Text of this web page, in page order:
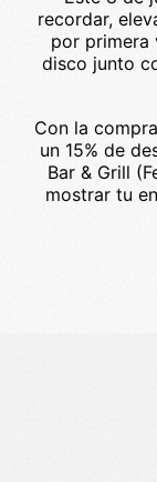
recordar,
por primera
disco junto
Con la
un 15% de
Bar & Grill
mostrar tu